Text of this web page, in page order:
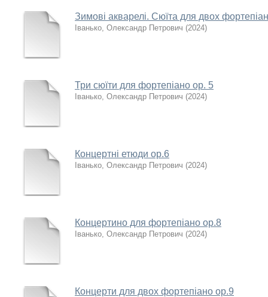
Зимові акварелі. Сюїта для двох
Іванько, Олександр Петрович (2024)
Три сюїти для фортепіано ор. 5
Іванько, Олександр Петрович (2024)
Концертні етюди ор.6
Іванько, Олександр Петрович (2024)
Концертино для фортепіано ор.8
Іванько, Олександр Петрович (2024)
Концерти для двох фортепіано ор.9